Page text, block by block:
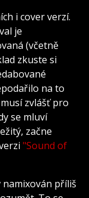
i cover verzí.
je
(včetně
zkuste si
na to
zvlášť pro
se mluví
začne
"Sound of
namixován příliš